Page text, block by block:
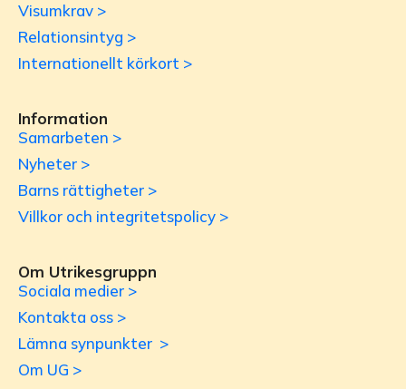
Visumkrav >
Relationsintyg >
Internationellt körkort >
Information
Samarbeten >
Nyheter >
Barns rättigheter >
Villkor och integritetspolicy >
Om Utrikesgruppn
Sociala medier >
Kontakta oss >
Lämna synpunkter >
Om UG >